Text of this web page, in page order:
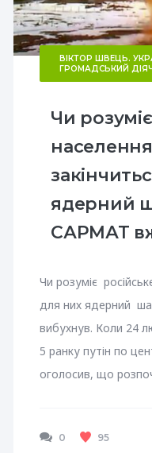
ВІКТОР ШВЕЦЬ.
ГРОМАДСЬКИЙ
Чи
ядерний
САРМАТ
Чи розуміє
для них ядерний
вибухнув. Коли 24
5 ранку путін по
оголосив, що
0 95